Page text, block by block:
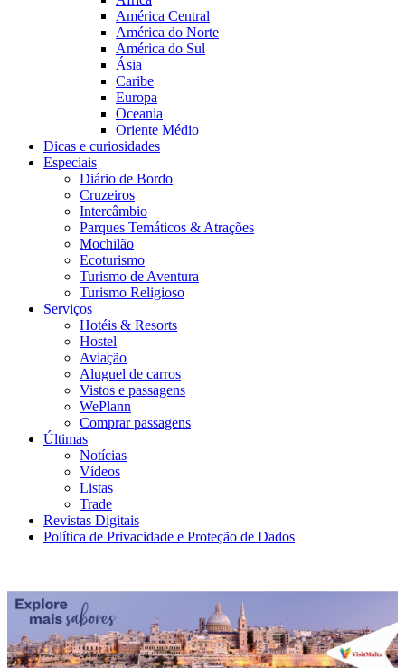
América Central
América do Norte
América do Sul
Ásia
Caribe
Europa
Oceania
Oriente Médio
Dicas e curiosidades
Especiais
Diário de Bordo
Cruzeiros
Intercâmbio
Parques Temáticos & Atrações
Mochilão
Ecoturismo
Turismo de Aventura
Turismo Religioso
Serviços
Hotéis & Resorts
Hostel
Aviação
Aluguel de carros
Vistos e passagens
WePlann
Comprar passagens
Últimas
Notícias
Vídeos
Listas
Trade
Revistas Digitais
Política de Privacidade e Proteção de Dados